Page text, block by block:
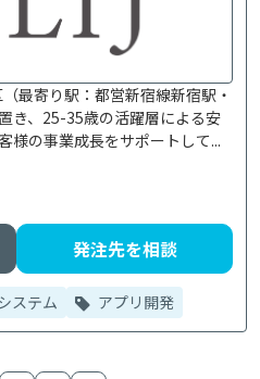
最寄り駅：都営新宿線新宿駅・
き、25-35歳の活躍層による安
様の事業成長をサポートして...
発注先を相談
ステム アプリ開発